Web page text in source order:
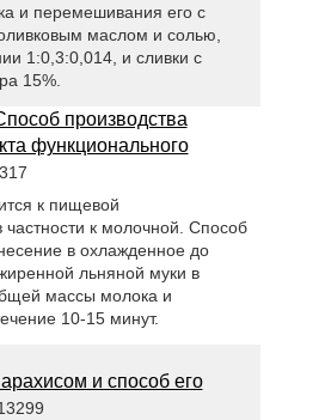
и перемешивания его с
маслом и солью,
1:0,3:0,014, и сливки с
15%.
производства
функционального
к пищевой
к молочной. Способ
в охлажденное до
льняной муки в
массы молока и
10-15 минут.
и способ его